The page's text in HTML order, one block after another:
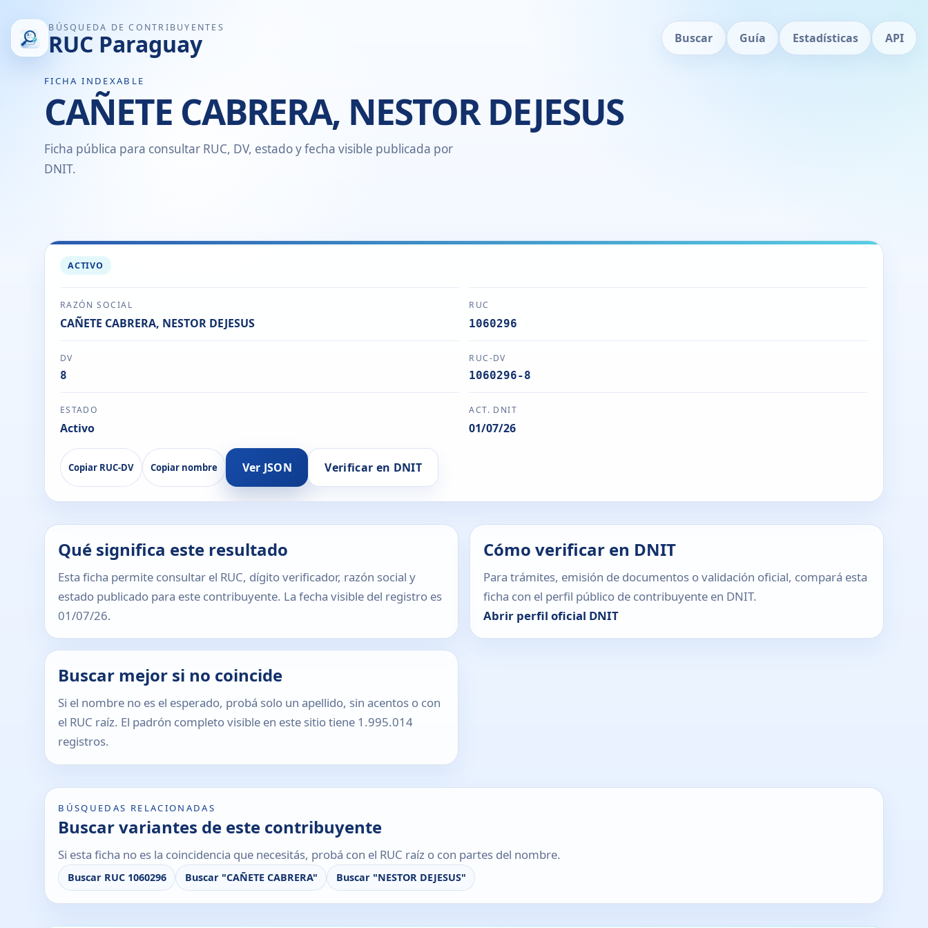
BÚSQUEDA DE CONTRIBUYENTES
RUC Paraguay Buscar Guía Estadísticas API
FICHA INDEXABLE
CAÑETE CABRERA, NESTOR DEJESUS
Ficha pública para consultar RUC, DV, estado y fecha visible publicada por
DNIT.
ACTIVO
RAZÓN SOCIAL
CAÑETE CABRERA, NESTOR DEJESUS
RUC
1060296
DV
8
RUC-DV
1060296-8
ESTADO
Activo
ACT. DNIT
01/07/26
Copiar RUC-DV Copiar nombre Ver JSON Verificar en DNIT
Qué significa este resultado
Esta ficha permite consultar el RUC, dígito verificador, razón social y
estado publicado para este contribuyente. La fecha visible del registro es
01/07/26.
Cómo verificar en DNIT
Para trámites, emisión de documentos o validación oficial, compará esta
ficha con el perfil público de contribuyente en DNIT.
Abrir perfil oficial DNIT
Buscar mejor si no coincide
Si el nombre no es el esperado, probá solo un apellido, sin acentos o con
el RUC raíz. El padrón completo visible en este sitio tiene 1.995.014
registros.
BÚSQUEDAS RELACIONADAS
Buscar variantes de este contribuyente
Si esta ficha no es la coincidencia que necesitás, probá con el RUC raíz o con partes del nombre.
Buscar RUC 1060296 Buscar "CAÑETE CABRERA" Buscar "NESTOR DEJESUS"